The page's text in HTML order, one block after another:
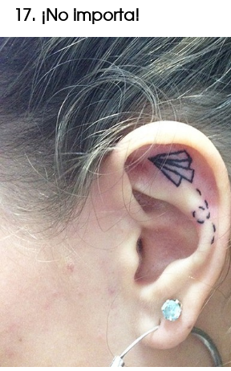
17. ¡No importa!